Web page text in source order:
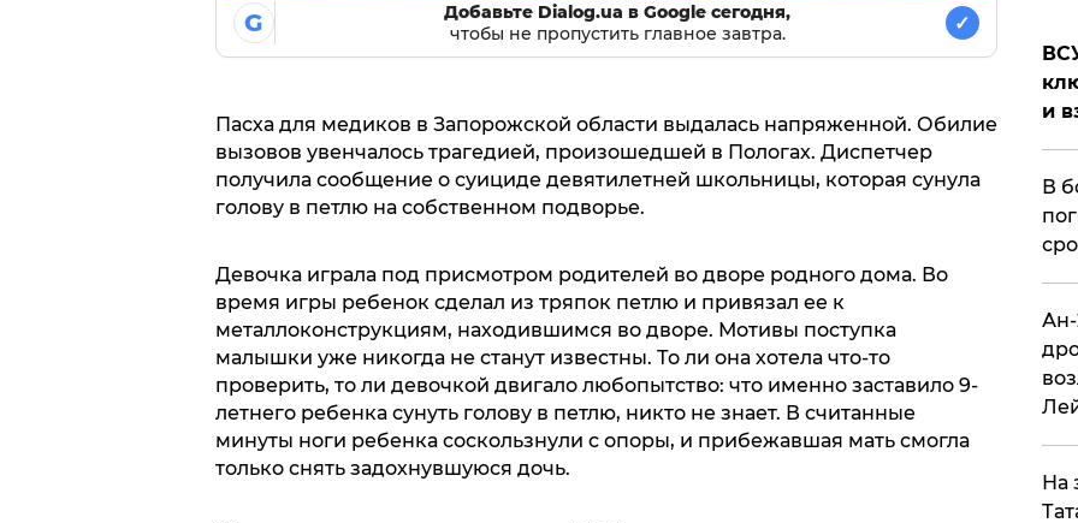
G
Добавьте Dialog.ua в Google сегодня,
чтобы не пропустить главное завтра.
✓
Пасха для медиков в Запорожской области выдалась напряженной. Обилие
вызовов увенчалось трагедией, произошедшей в Пологах. Диспетчер
получила сообщение о суициде девятилетней школьницы, которая сунула
голову в петлю на собственном подворье.
Девочка играла под присмотром родителей во дворе родного дома. Во
время игры ребенок сделал из тряпок петлю и привязал ее к
металлоконструкциям, находившимся во дворе. Мотивы поступка
малышки уже никогда не станут известны. То ли она хотела что-то
проверить, то ли девочкой двигало любопытство: что именно заставило 9-
летнего ребенка сунуть голову в петлю, никто не знает. В считанные
минуты ноги ребенка соскользнули с опоры, и прибежавшая мать смогла
только снять задохнувшуюся дочь.
и
В
Ан-
На